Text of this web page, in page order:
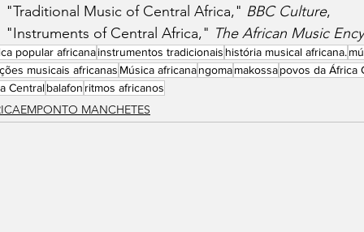
"Traditional Music of Central Africa," BBC Culture,
"Instruments of Central Africa," The African Music
popular africanainstrumentos tradicionais história musical africana.
musicais africanas Música africanangomamakossapovos da África
Centralbalafon ritmos africanos
MANCHETES